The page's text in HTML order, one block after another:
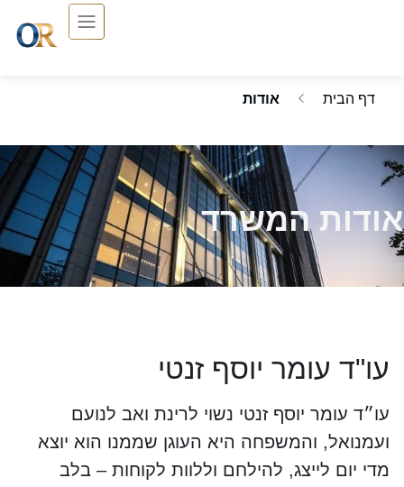
דף הבית אודות
אודות המשרד
עו"ד עומר יוסף זנטי
עו״ד עומר יוסף זנטי נשוי לרינת ואב לנועם
ועמנואל, והמשפחה היא העוגן שממנו הוא יוצא
מדי יום לייצג, להילחם וללוות לקוחות – בלב